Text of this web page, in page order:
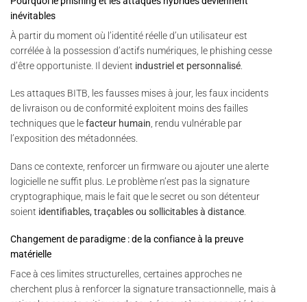
inévitables
À partir du moment où l’identité réelle d’un utilisateur est
corrélée à la possession d’actifs numériques, le phishing cesse
d’être opportuniste. Il devient industriel et personnalisé
Les attaques BITB, les fausses mises à jour, les faux incidents
de livraison ou de conformité exploitent moins des failles
techniques que lefacteur humain, rendu vulnérable par
l’exposition des métadonnées.
Dans ce contexte, renforcer un firmware ou ajouter une alerte
logicielle ne suffit plus. Le problème n’est pas la signature
cryptographique, mais le fait que le secret ou son détenteur
soient identifiables, traçables ou sollicitables à distance
Changement de paradigme : de la confiance à la preuve
matérielle
Face à ces limites structurelles, certaines approches ne
cherchent plus à renforcer la signature transactionnelle, mais à